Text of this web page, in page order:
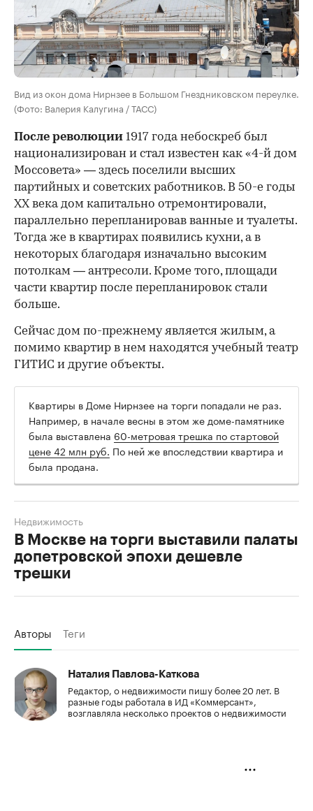
Вид из окон дома Нирнзее в Большом Гнездниковском переулке.
(Фото: Валерия Калугина / ТАСС)
После революции 1917 года небоскреб был
национализирован и стал известен как «4-й дом
Моссовета» — здесь поселили высших
партийных и советских работников. В 50-е годы
ХХ века дом капитально отремонтировали,
параллельно перепланировав ванные и туалеты.
Тогда же в квартирах появились кухни, а в
некоторых благодаря изначально высоким
потолкам — антресоли. Кроме того, площади
части квартир после перепланировок стали
больше.
Сейчас дом по-прежнему является жилым, а
помимо квартир в нем находятся учебный театр
ГИТИС и другие объекты.
Квартиры в Доме Нирнзее на торги попадали не раз.
Например, в начале весны в этом же доме-памятнике
была выставлена 60-метровая трешка по стартовой
цене 42 млн руб. По ней же впоследствии квартира и
была продана.
В Москве на торги выставили палаты
допетровской эпохи дешевле
трешки
Недвижимость
Авторы Теги
Наталия Павлова-Каткова
Редактор, о недвижимости пишу более 20 лет. В
разные годы работала в ИД «Коммерсант»,
возглавляла несколько проектов о недвижимости